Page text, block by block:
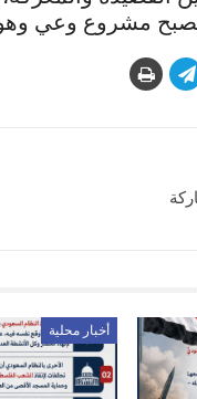
مشروع وعي
أخبار محلية